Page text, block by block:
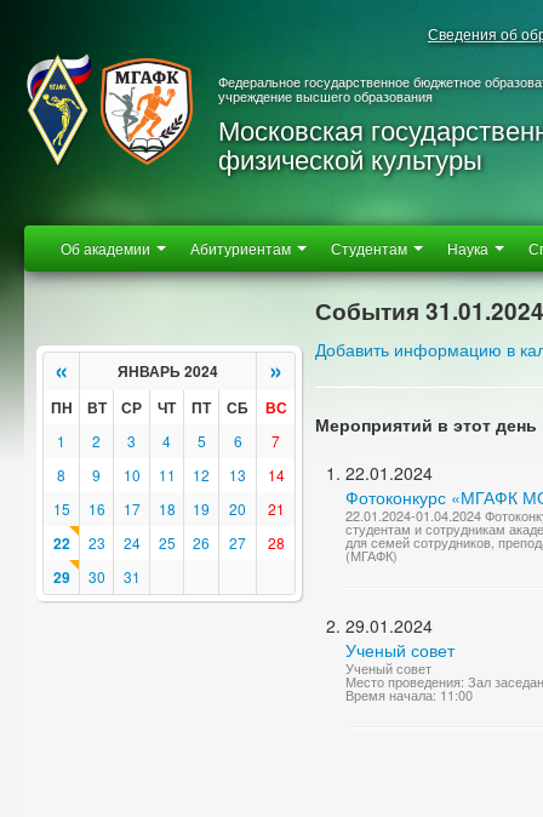
Сведения об
Федеральное государственное бюджетное
учреждение высшего образования
Московская
физической культуры
Об академии Абитуриентам Студентам Наука
« ЯНВАРЬ 2024 »
ПН ВТ СР ЧТ ПТ СБ ВС
1 2 3 4 5 6
7
8
9 10 11 12 13
14
15
16 17 18 19 20 21
22 23 24 25 26 27 28
29 30 31
События 31.01.2024
Добавить информацию в
Мероприятий в этот день
22.01.2024
Фотоконкурс «МГАФК
22.01.2024-01.04.2024
студентам и сотрудникам
для семей сотрудников,
(МГАФК)
29.01.2024
Ученый совет
Ученый совет
Место проведения: Зал
Время начала: 11:00